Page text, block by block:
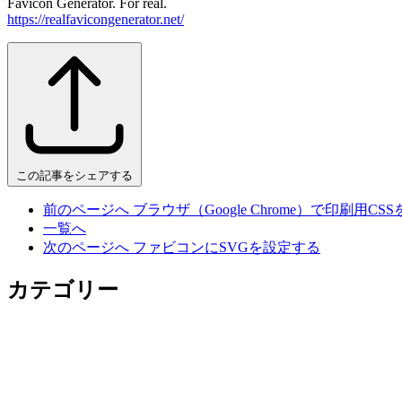
https://realfavicongenerator.net/
この記事をシェアする
前のページへ ブラウザ（Google Chrome）で印刷用CSS
一覧へ
次のページへ ファビコンにSVGを設定する
カテゴリー